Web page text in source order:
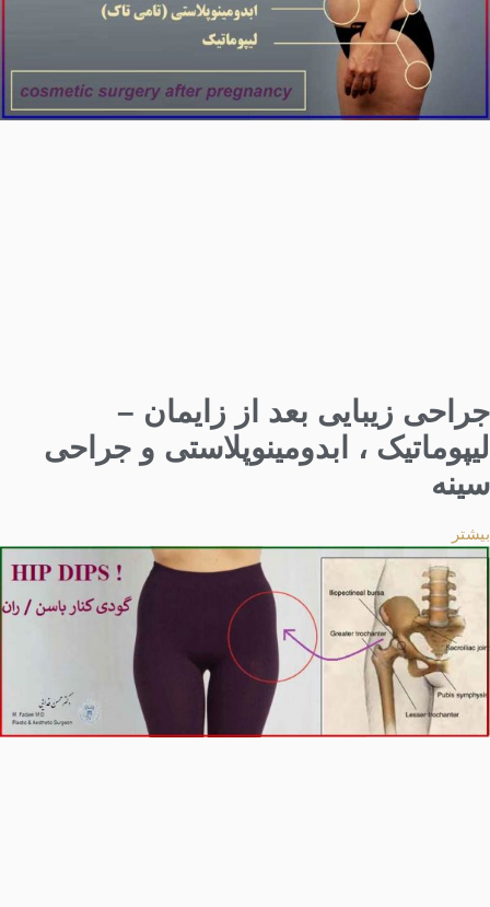
جراحی زیبایی بعد از زایمان –
لیپوماتیک ، ابدومینوپلاستی و جراحی
سینه
بیشتر